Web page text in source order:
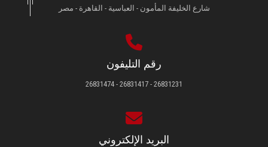
شارع الخليفة المأمون - العباسية - القاهرة - مصر
رقم التليفون
26831231 - 26831417 - 26831474
البريد الإلكتروني